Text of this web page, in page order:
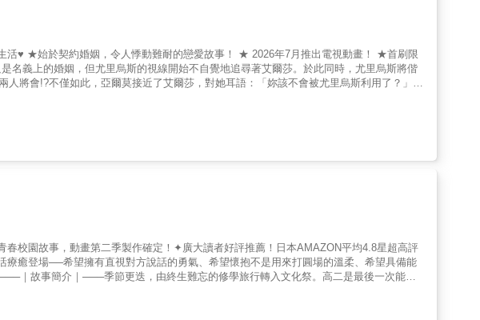
♥ ★始於契約婚姻，令人悸動難耐的戀愛故事！ ★ 2026年7月推出電視動畫！ ★首刷限
名義上的婚姻，但尤里烏斯的視線開始不自覺地追尋著艾爾莎。於此同時，尤里烏斯將偕
將會!?不僅如此，亞爾莫接近了艾爾莎，對她耳語：「妳該不會被尤里烏斯利用了？」
校園故事，動畫第二季製作確定！✦廣大讀者好評推薦！日本AMAZON平均4.8星超高評
癒登場──希望擁有直視對方說話的勇氣、希望懷抱不是用來打圓場的溫柔、希望具備能
｜故事簡介｜───季節更迭，由終生難忘的修學旅行轉入文化祭。高二是最後一次能夠